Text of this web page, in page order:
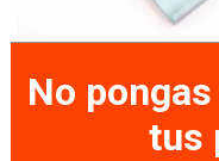
No pongas
tus